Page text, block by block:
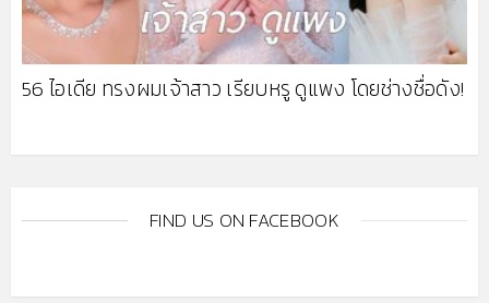
56 ไอเดีย ทรงผมเจ้าสาว เรียบหรู ดูแพง โดยช่างชื่อดัง!
FIND US ON FACEBOOK